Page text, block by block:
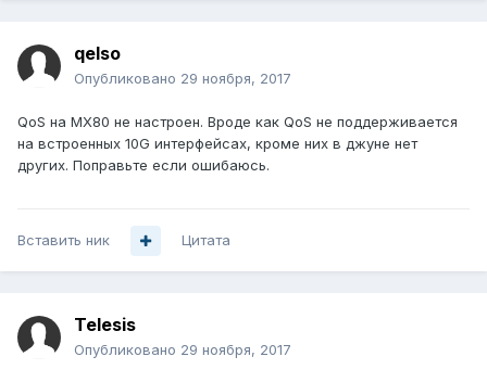
qelso
Опубликовано 29 ноября, 2017
QoS на MX80 не настроен. Вроде как QoS не поддерживается
на встроенных 10G интерфейсах, кроме них в джуне нет
других. Поправьте если ошибаюсь.
Вставить ник Цитата
Telesis
Опубликовано 29 ноября, 2017